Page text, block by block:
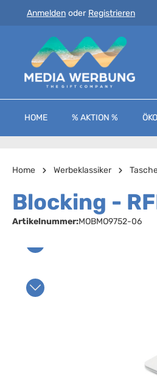
Hauptinhalt springen
Zur Suche springen
Zur Hauptnavigation springen
Anmelden oder Registrieren
HOME % AKTION %
Home Werbeklassiker
Blocking -
Artikelnummer:MOBMO9752-06
Bildergalerie überspringen